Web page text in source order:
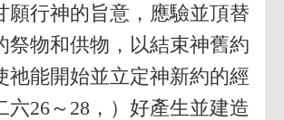
願行神的旨意，應驗並頂替
祭物和供物，以結束神舊約
祂能開始並立定神新約的經
六26～28，）好產生並建造